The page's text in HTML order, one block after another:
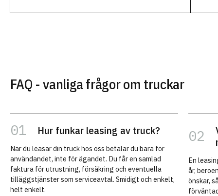
FAQ - vanliga frågor om truckar
Hur funkar leasing av truck?
När du leasar din truck hos oss betalar du bara för
användandet, inte för ägandet. Du får en samlad
faktura för utrustning, försäkring och eventuella
tilläggstjänster som serviceavtal. Smidigt och enkelt,
helt enkelt.
En
år,
önskar,